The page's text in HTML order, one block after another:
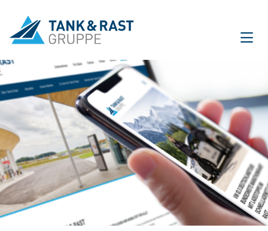
International
Unternehmen
Für Gäste
Partner